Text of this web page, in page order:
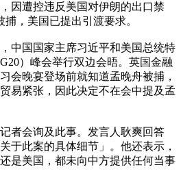
因遭控违反美国对伊朗的出口禁
，美国已提出引渡要求。
中国国家主席习近平和美国总统特
）峰会举行双边会晤。英国金融
会晚宴登场前就知道孟晚舟被捕，
易紧张，因此决定不在会中提及孟
者会询及此事。发言人耿爽回答
于此案的具体细节」。他还表示，
是美国，都未向中方提供任何当事